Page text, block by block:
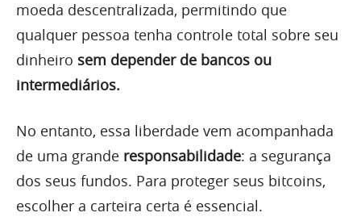
moeda descentralizada, permitindo que
qualquer pessoa tenha controle total sobre seu
dinheiro sem depender de bancos ou
intermediários.
No entanto, essa liberdade vem acompanhada
de uma grande responsabilidade: a segurança
dos seus fundos. Para proteger seus bitcoins,
escolher a carteira certa é essencial.